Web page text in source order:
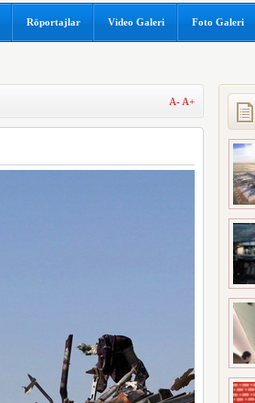
Röportajlar Video Galeri Foto Galeri
A- A+